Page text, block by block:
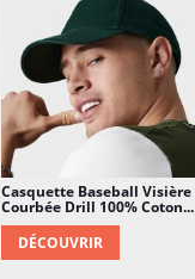
Casquette Baseball Visière
Courbée Drill 100% Coton...
DÉCOUVRIR